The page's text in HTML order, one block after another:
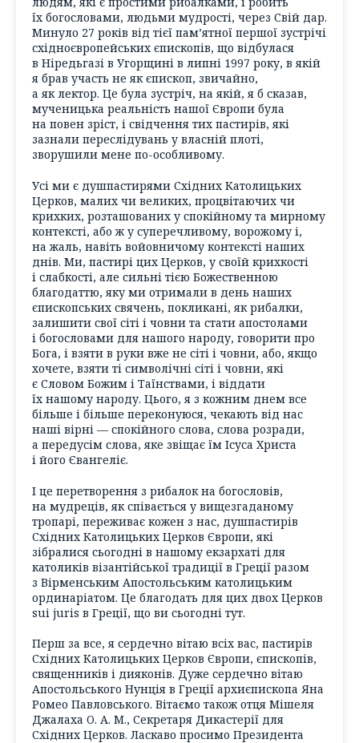
їх богословами, людьми мудрості, через Свій дар.
Минуло 27 років від тієї пам’ятної першої зустрічі
східноєвропейських єпископів, що відбулася
в Ніредьгазі в Угорщині в липні 1997 року, в якій
я брав участь не як єпископ, звичайно,
а як лектор. Це була зустріч, на якій, я б сказав,
мученицька реальність нашої Європи була
на повен зріст, і свідчення тих пастирів, які
зазнали переслідувань у власній плоті,
зворушили мене по-особливому.
Усі ми є душпастирями Східних Католицьких
Церков, малих чи великих, процвітаючих чи
крихких, розташованих у спокійному та мирному
контексті, або ж у суперечливому, ворожому і,
на жаль, навіть войовничому контексті наших
днів. Ми, пастирі цих Церков, у своїй крихкості
і слабкості, але сильні тією Божественною
благодаттю, яку ми отримали в день наших
єпископських свячень, покликані, як рибалки,
залишити свої сіті і човни та стати апостолами
і богословами для нашого народу, говорити про
Бога, і взяти в руки вже не сіті і човни, або, якщо
хочете, взяти ті символічні сіті і човни, які
є Словом Божим і Таїнствами, і віддати
їх нашому народу. Цього, я з кожним днем все
більше і більше переконуюся, чекають від нас
наші вірні — спокійного слова, слова розради,
а передусім слова, яке звіщає їм Ісуса Христа
і його Євангеліє.
І це перетворення з рибалок на богословів,
на мудреців, як співається у вищезгаданому
тропарі, переживає кожен з нас, душпастирів
Східних Католицьких Церков Європи, які
зібралися сьогодні в нашому екзархаті для
католиків візантійської традиції в Греції разом
з Вірменським Апостольським католицьким
ординаріатом. Це благодать для цих двох Церков
sui juris в Греції, що ви сьогодні тут.
Перш за все, я сердечно вітаю всіх вас, пастирів
Східних Католицьких Церков Європи, єпископів,
священників і дияконів. Дуже сердечно вітаю
Апостольського Нунція в Греції архиєпископа Яна
Ромео Павловського. Вітаємо також отця Мішеля
Джалаха O. A. M., Секретаря Дикастерії для
Східних Церков. Ласкаво просимо Президента